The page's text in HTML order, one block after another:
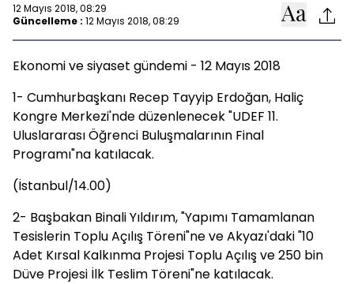
12 Mayıs 2018, 08:29
Güncelleme : 12 Mayıs 2018, 08:29
Ekonomi ve siyaset gündemi - 12 Mayıs 2018
1- Cumhurbaşkanı Recep Tayyip Erdoğan, Haliç
Kongre Merkezi'nde düzenlenecek "UDEF 11.
Uluslararası Öğrenci Buluşmalarının Final
Programı"na katılacak.
(İstanbul/14.00)
2- Başbakan Binali Yıldırım, "Yapımı Tamamlanan
Tesislerin Toplu Açılış Töreni"ne ve Akyazı'daki "10
Adet Kırsal Kalkınma Projesi Toplu Açılış ve 250 bin
Düve Projesi İlk Teslim Töreni"ne katılacak.